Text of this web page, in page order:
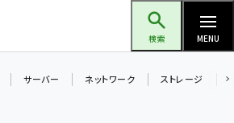
検索 MENU
サーバー ネットワーク ストレージ